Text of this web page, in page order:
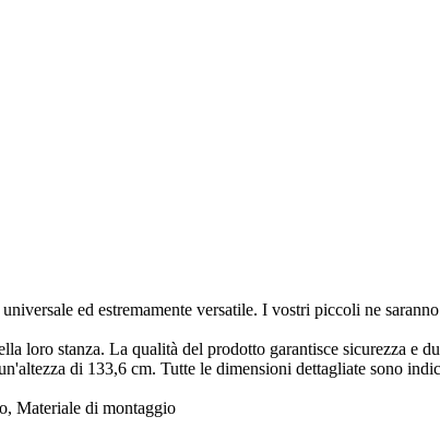
ed estremamente versatile. I vostri piccoli ne
loro stanza. La qualità del prodotto garantisce sicurezza e
di 133,6 cm. Tutte le dimensioni dettagliate sono
Materiale di montaggio